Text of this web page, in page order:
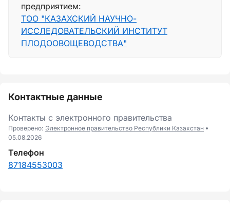
предприятием:
ТОО "КАЗАХСКИЙ НАУЧНО-
ИССЛЕДОВАТЕЛЬСКИЙ ИНСТИТУТ
ПЛОДООВОЩЕВОДСТВА"
Контактные данные
Контакты с электронного правительства
Проверено: Электронное правительство Республики Казахстан
05.08.2026
Телефон
87184553003